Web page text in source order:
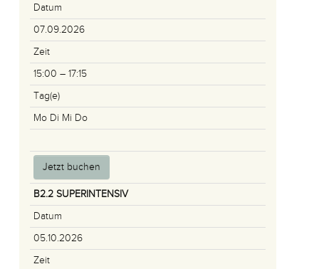
Datum
07.09.2026
Zeit
15:00 – 17:15
Tag(e)
Mo Di Mi Do
Jetzt buchen
B2.2 SUPERINTENSIV
Datum
05.10.2026
Zeit